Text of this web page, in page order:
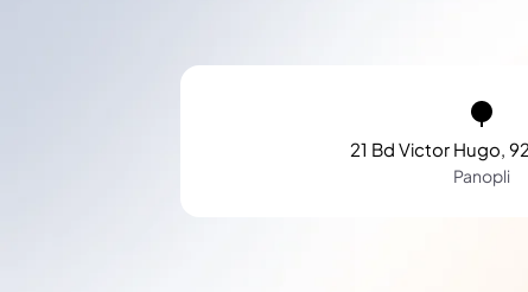
21 Bd Victor Hugo,
Panopli